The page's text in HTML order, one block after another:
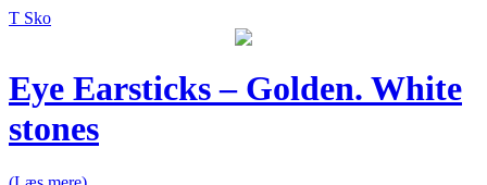
T Sko
Eye Earsticks – Golden. White
stones